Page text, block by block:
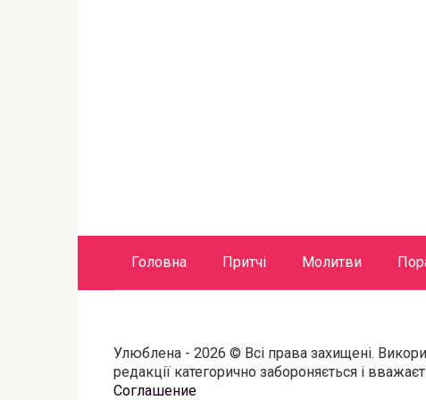
Головна Притчі Молитви
Улюблена - 2026 © Всі права захищені.
редакції категорично забороняється і
Соглашение